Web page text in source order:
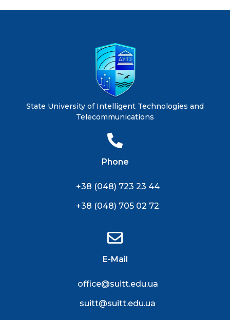
State University of Intelligent Technologies and
Telecommunications
Phone
+38 (048) 723 23 44
+38 (048) 705 02 72
E-Mail
office@suitt.edu.ua
suitt@suitt.edu.ua